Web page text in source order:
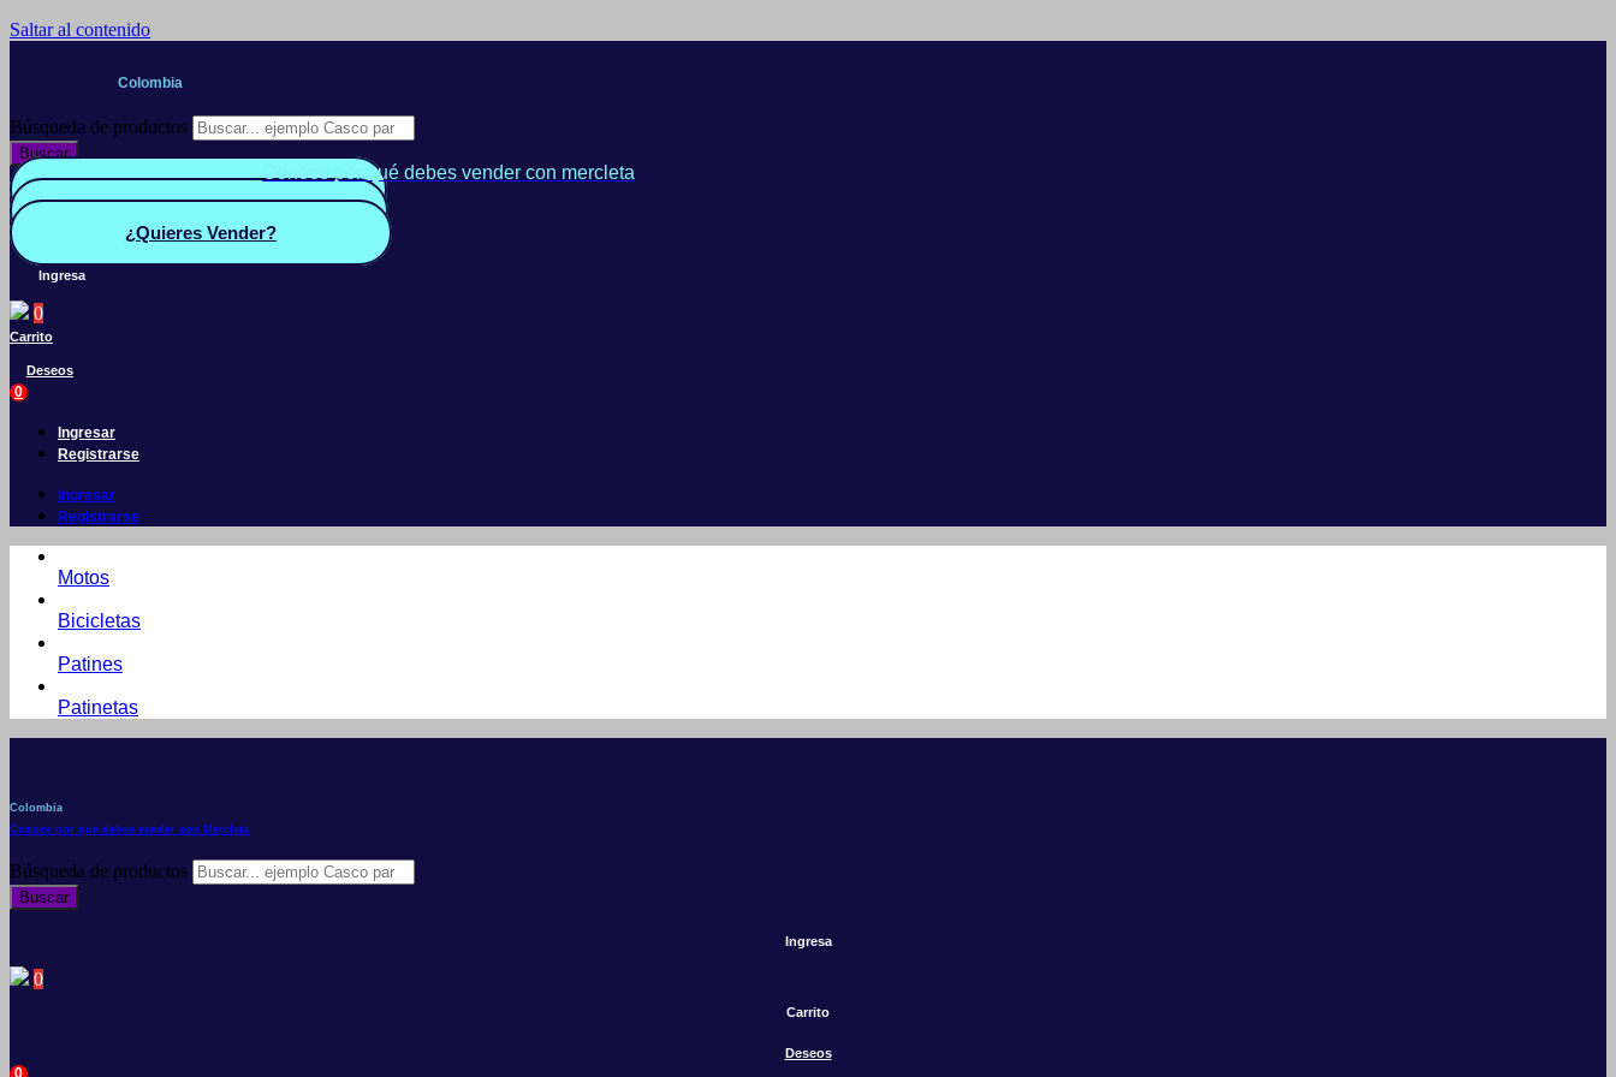
Saltar al contenido
Colombia
Búsqueda de productos
Buscar
Conoce por qué debes vender con mercleta
¿Quieres Vender?
Ingresa
0
Carrito
Deseos
0
Ingresar
Registrarse
Ingresar
Registrarse
Motos
Bicicletas
Patines
Patinetas
Colombia
Conoce por qué debes vender con Mercleta
Búsqueda de productos
Buscar
Ingresa
0
Carrito
Deseos
0